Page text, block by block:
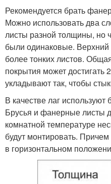
Рекомендуется брать
Можно использовать два
листы разной толщины, но
были одинаковые.
более тонких листов.
покрытия может достигать
укладывают так, чтобы
В качестве лаг используют
Брусья и фанерные листы
комнатной температуре
будут монтировать.
в горизонтальном